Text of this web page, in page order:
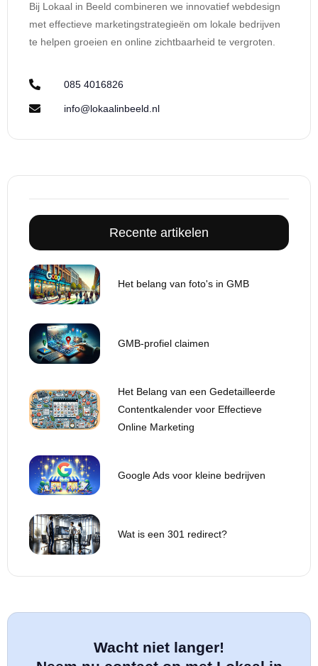
Bij Lokaal in Beeld combineren we innovatief webdesign
met effectieve marketingstrategieën om lokale bedrijven
te helpen groeien en online zichtbaarheid te vergroten.
085 4016826
info@lokaalinbeeld.nl
Recente artikelen
Het belang van foto's in GMB
GMB-profiel claimen
Het Belang van een Gedetailleerde
Contentkalender voor Effectieve
Online Marketing
Google Ads voor kleine bedrijven
Wat is een 301 redirect?
Wacht niet langer!